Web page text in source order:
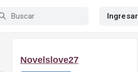
Ingresar
Novelslove27